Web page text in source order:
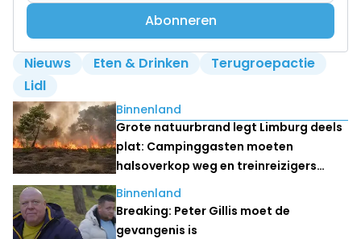
Abonneren
Nieuws Eten & Drinken
Terugroepactie
Lidl
Lees ook
Binnenland
Grote natuurbrand legt Limburg deels
plat: Campinggasten moeten
halsoverkop weg en treinreizigers
stranden
Binnenland
Breaking: Peter Gillis moet de
gevangenis is